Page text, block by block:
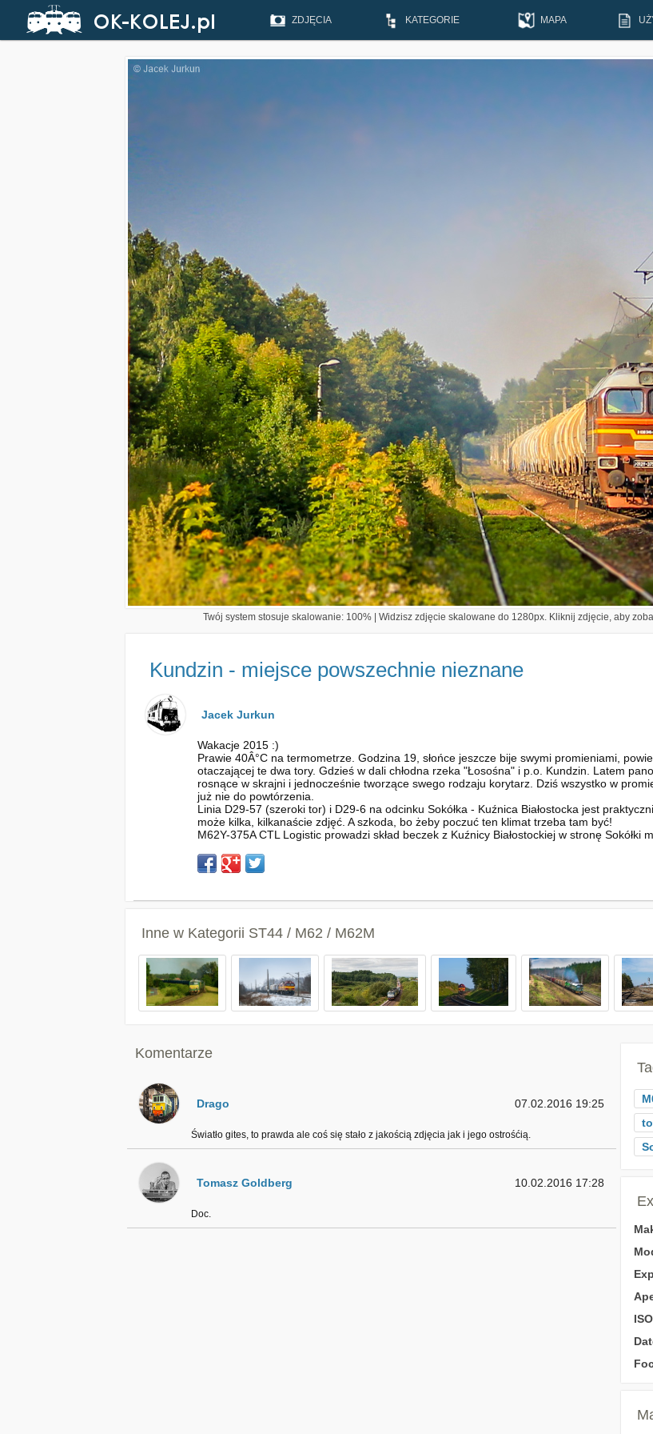
ZDJĘCIA KATEGORIE MAPA
Twój system stosuje skalowanie: 100% | Widzisz zdjęcie skalowane do 1280px. Kliknij zdjęcie, aby
Kundzin - miejsce powszechnie nieznane
Jacek Jurkun
Wakacje 2015 :)
Prawie 40Â°C na termometrze. Godzina 19, słońce jeszcze bije swymi promieniami,
otaczającej te dwa tory. Gdzieś w dali chłodna rzeka "Łosośna" i p.o. Kundzin. Latem
rosnące w skrajni i jednocześnie tworzące swego rodzaju korytarz. Dziś wszystko w
już nie do powtórzenia.
Linia D29-57 (szeroki tor) i D29-6 na odcinku Sokółka - Kuźnica Białostocka jest
może kilka, kilkanaście zdjęć. A szkoda, bo żeby poczuć ten klimat trzeba tam być!
M62Y-375A CTL Logistic prowadzi skład beczek z Kuźnicy Białostockiej w stronę Sokółki
Inne w Kategorii ST44 / M62 / M62M
Komentarze
Drago 07.02.2016 19:25
Światło gites, to prawda ale coś się stało z jakością zdjęcia jak i jego ostrośćią.
Tomasz Goldberg 10.02.2016 17:28
Doc.